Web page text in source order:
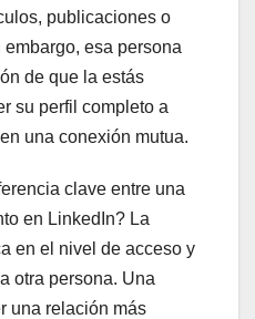
publicaciones o
esa persona
de que la estás
su perfil completo a
una conexión mutua.
clave entre una
en LinkedIn? La
en el nivel de acceso y
otra persona. Una
una relación más